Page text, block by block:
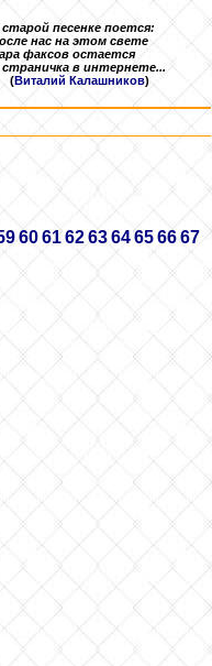
песенке поется:
нас на этом свете
факсов остается
в интернете...
Виталий Калашников)
6061626364656667